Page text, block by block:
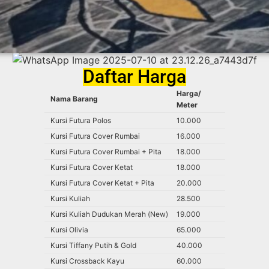
Daftar Harga
Nama Barang
Harga/
Meter
Kursi Futura Polos
10.000
Kursi Futura Cover Rumbai
16.000
Kursi Futura Cover Rumbai + Pita
18.000
Kursi Futura Cover Ketat
18.000
Kursi Futura Cover Ketat + Pita
20.000
Kursi Kuliah
28.500
Kursi Kuliah Dudukan Merah (New)
19.000
Kursi Olivia
65.000
Kursi Tiffany Putih & Gold
40.000
Kursi Crossback Kayu
60.000